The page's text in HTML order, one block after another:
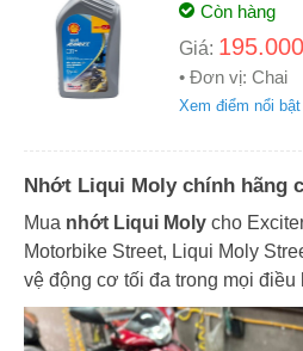
Còn hàng
Giá:
• Đơn vị: Chai
Xem điểm nổi bật
Nhớt Liqui Moly chính hãng
Mua nhớt Liqui Moly cho
Motorbike Street, Liqui Moly
vệ động cơ tối đa trong mọi điều